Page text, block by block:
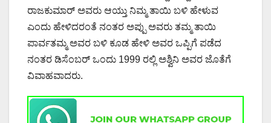
ರಾಜಕುಮಾರ್ ಅವರು ಆಯ್ತು ನಿಮ್ಮ ತಾಯಿ ಬಳಿ ಹೇಳುವ
ಎಂದು ಹೇಳಿದರಂತೆ ನಂತರ ಅಪ್ಪು ಅವರು ತಮ್ಮ ತಾಯಿ
ಪಾರ್ವತಮ್ಮ ಅವರ ಬಳಿ ಕೂಡ ಹೇಳಿ ಅವರ ಒಪ್ಪಿಗೆ ಪಡೆದ
ನಂತರ ಡಿಸೆಂಬರ್ ಒಂದು 1999 ರಲ್ಲಿ ಅಶ್ವಿನಿ ಅವರ ಜೊತೆಗೆ
ವಿವಾಹವಾದರು.